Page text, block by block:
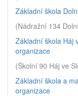
Základní škola
(Nádražní 134
Základní škola Háj
organizace
(Školní 90 Háj ve
Základní škola a
organizace